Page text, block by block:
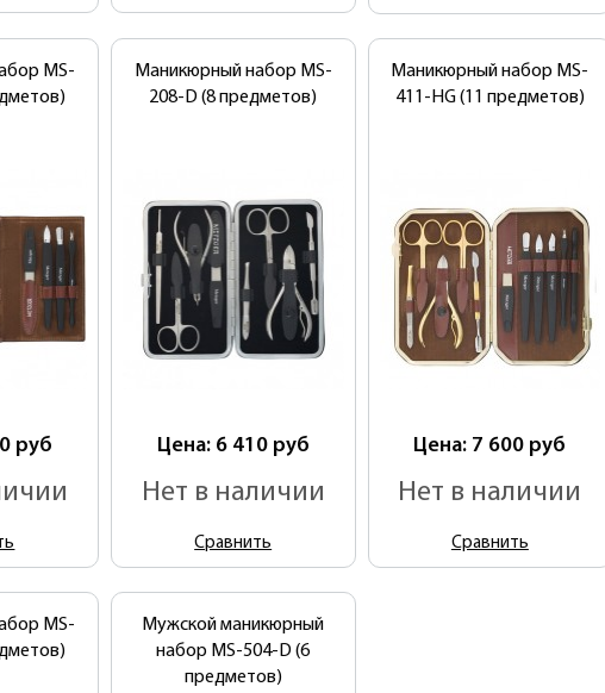
MS-
руб
Маникюрный набор MS-
208-D (8 предметов)
Цена: 6 410 руб
Нет в наличии
Сравнить
Маникюрный набор MS-
411-HG (11 предметов)
Цена: 7 600 руб
Нет в наличии
Сравнить
MS-
Мужской маникюрный
набор MS-504-D (6
предметов)